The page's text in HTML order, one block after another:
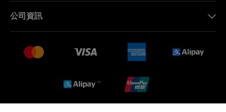
銷售條款
公司資訊
就業機會